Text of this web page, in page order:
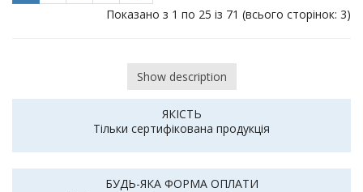
Показано з 1 по 25 із 71 (всього сторінок: 3)
Show description
ЯКІСТЬ
Тільки сертифікована продукція
БУДЬ-ЯКА ФОРМА ОПЛАТИ